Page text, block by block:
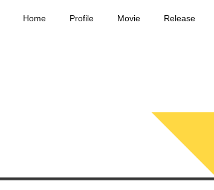
Home Profile Movie Release